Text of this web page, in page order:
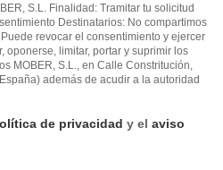
S.L. Finalidad: Tramitar tu solicitud
Destinatarios: No compartimos
revocar el consentimiento y ejercer
oponerse, limitar, portar y suprimir los
MOBER, S.L., en Calle Constritución,
además de acudir a la autoridad
de privacidad y el aviso